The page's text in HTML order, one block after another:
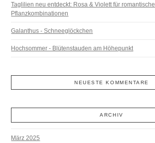
Taglilien neu entdeckt: Rosa & Violett für romantische
Pflanzkombinationen
Galanthus - Schneeglöckchen
Hochsommer - Blütenstauden am Höhepunkt
NEUESTE KOMMENTARE
ARCHIV
März 2025